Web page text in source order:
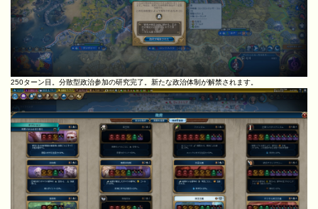
250ターン目。分散型政治参加の研究完了。新たな政治体制が解禁されます。